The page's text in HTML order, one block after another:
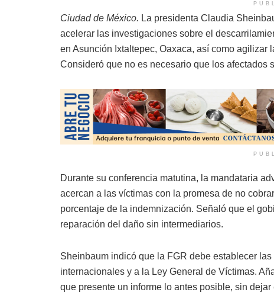
Ciudad de México. La presidenta Claudia
acelerar las investigaciones sobre el
en Asunción Ixtaltepec, Oaxaca, así como agilizar
Consideró que no es necesario que los afectados
Durante su conferencia matutina, la mandataria
acercan a las víctimas con la promesa de no
porcentaje de la indemnización. Señaló que el
reparación del daño sin intermediarios.
Sheinbaum indicó que la FGR debe establecer
internacionales y a la Ley General de Víctimas.
que presente un informe lo antes posible, sin